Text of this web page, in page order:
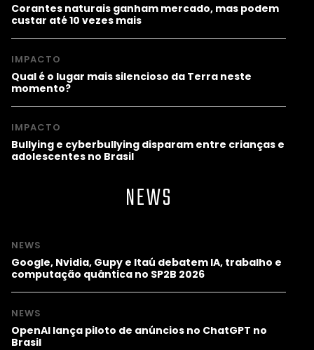
Corantes naturais ganham mercado, mas podem
custar até 10 vezes mais
IMPACTO
Qual é o lugar mais silencioso da Terra neste
momento?
IMPACTO
Bullying e cyberbullying disparam entre crianças e
adolescentes no Brasil
NEWS
NEWS
Google, Nvidia, Gupy e Itaú debatem IA, trabalho e
computação quântica no SP2B 2026
NEWS
OpenAI lança piloto de anúncios no ChatGPT no
Brasil